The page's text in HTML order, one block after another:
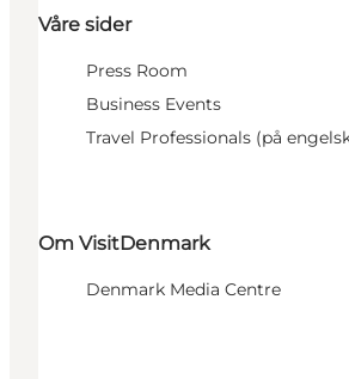
Våre sider
Press Room
Business Events
Travel Professionals (på
Om VisitDenmark
Denmark Media Centre